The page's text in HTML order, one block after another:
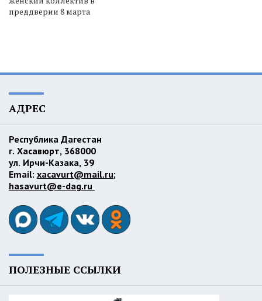
преддверии 8 марта
АДРЕС
Республика Дагестан
г. Хасавюрт, 368000
ул. Ирчи-Казака, 39
Email: xacavurt@mail.ru;
hasavurt@e-dag.ru
ПОЛЕЗНЫЕ ССЫЛКИ